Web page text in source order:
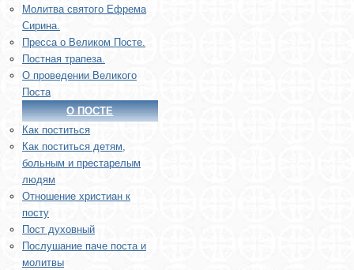
Молитва святого Ефрема
Сирина.
Пресса о Великом Посте.
Постная трапеза.
О проведении Великого
Поста
О ПОСТЕ
Как поститься
Как поститься детям,
больным и престарелым
людям
Отношение христиан к
посту
Пост духовный
Послушание паче поста и
молитвы